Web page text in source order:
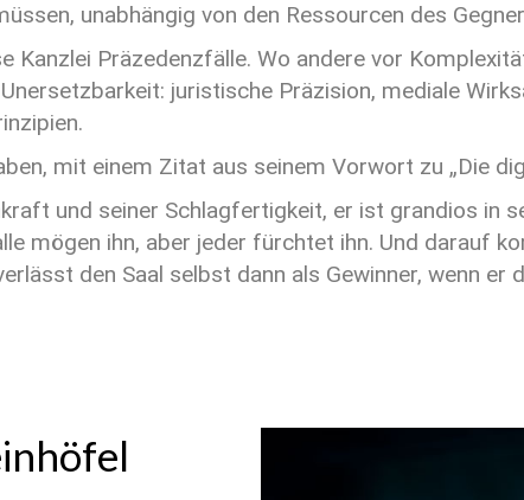
unabhängig von den Ressourcen des
Kanzlei Präzedenzfälle. Wo andere vor
juristische Präzision, mediale
mit einem Zitat aus seinem Vorwort zu „Die
und seiner Schlagfertigkeit, er ist grandios in
mögen ihn, aber jeder fürchtet ihn. Und darauf
den Saal selbst dann als Gewinner, wenn er